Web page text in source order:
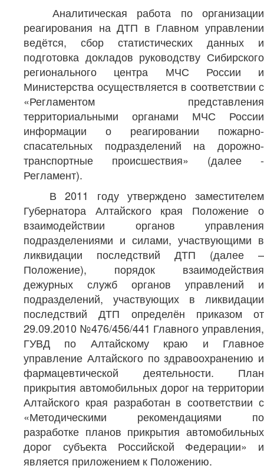
Аналитическая работа по организации
реагирования на ДТП в Главном управлении
ведётся, сбор статистических данных и
подготовка докладов руководству Сибирского
регионального центра МЧС России и
Министерства осуществляется в соответствии с
«Регламентом представления
территориальными органами МЧС России
информации о реагировании пожарно-
спасательных подразделений на дорожно-
транспортные происшествия» (далее -
Регламент).
В 2011 году утверждено заместителем
Губернатора Алтайского края Положение о
взаимодействии органов управления
подразделениями и силами, участвующими в
ликвидации последствий ДТП (далее –
Положение), порядок взаимодействия
дежурных служб органов управлений и
подразделений, участвующих в ликвидации
последствий ДТП определён приказом от
29.09.2010 №476/456/441 Главного управления,
ГУВД по Алтайскому краю и Главное
управление Алтайского по здравоохранению и
фармацевтической деятельности. План
прикрытия автомобильных дорог на территории
Алтайского края разработан в соответствии с
«Методическими рекомендациями по
разработке планов прикрытия автомобильных
дорог субъекта Российской Федерации» и
является приложением к Положению.